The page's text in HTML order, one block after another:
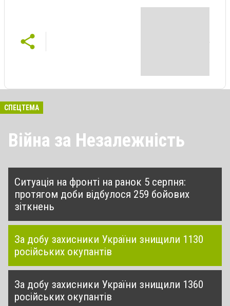
СПЕЦТЕМА
Війна за Незалежність
Ситуація на фронті на ранок 5 серпня:
протягом доби відбулося 259 бойових
зіткнень
За добу захисники України знищили 1130
російських окупантів
За добу захисники України знищили 1360
російських окупантів